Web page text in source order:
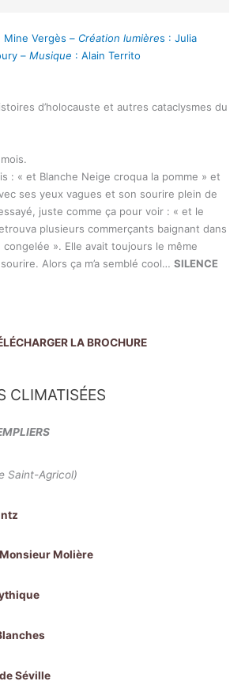
Mine Vergès – Création lumières : Julia
– Musique : Alain Territo
d’holocauste et autres cataclysmes du
: « et Blanche Neige croqua la pomme » et
ses yeux vagues et son sourire plein de
juste comme ça pour voir : « et le
plusieurs commerçants baignant dans
». Elle avait toujours le même
Alors ça m’a semblé cool… SILENCE
LA BROCHURE
CLIMATISÉES
Saint-Agricol)
Molière
Séville